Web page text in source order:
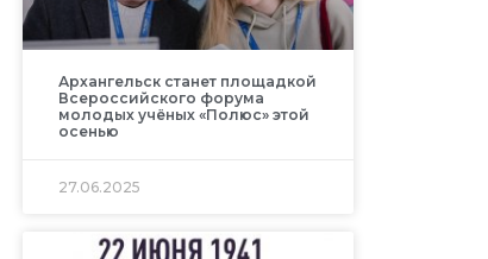
Архангельск станет площадкой
Всероссийского форума
молодых учёных «Полюс» этой
осенью
27.06.2025